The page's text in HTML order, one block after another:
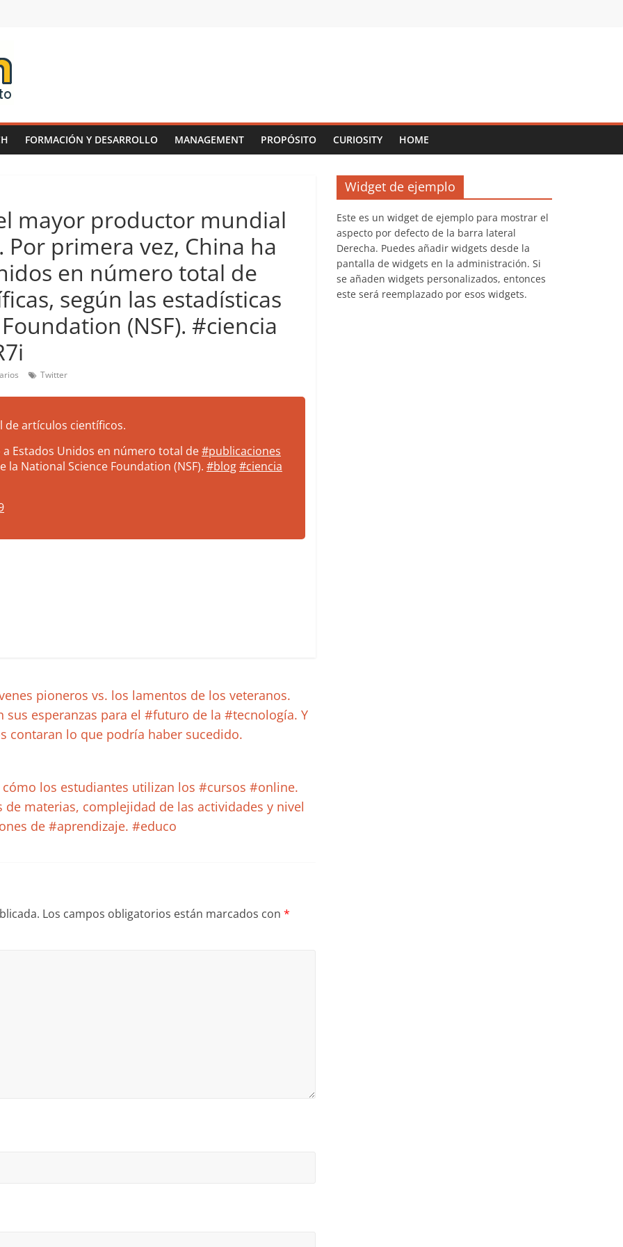
FORMACIÓN Y DESARROLLO MANAGEMENT PROPÓSITO CURIOSITY HOME
mayor productor mundial
primera vez, China ha
en número total de
según las estadísticas
(NSF). #ciencia
Twitter
artículos científicos.
Estados Unidos en número total de#publicaciones
la National Science Foundation (NSF). #blog#ciencia
pioneros vs. los lamentos de los veteranos.
esperanzas para el #futuro de la #tecnología. Y
contaran lo que podría haber sucedido.
los estudiantes utilizan los #cursos #online.
materias, complejidad de las actividades y nivel
de #aprendizaje. #educo
Los campos obligatorios están marcados con *
Widget de ejemplo
Este es un widget de ejemplo para mostrar el
aspecto por defecto de la barra lateral
Derecha. Puedes añadir widgets desde la
pantalla de widgets en la administración. Si
se añaden widgets personalizados, entonces
este será reemplazado por esos widgets.